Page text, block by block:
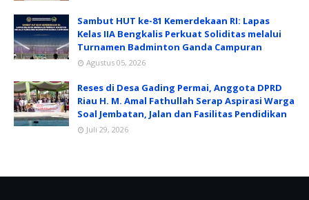
Sambut HUT ke-81 Kemerdekaan RI: Lapas
Kelas IIA Bengkalis Perkuat Soliditas melalui
Turnamen Badminton Ganda Campuran
Agustus 05, 2026
Reses di Desa Gading Permai, Anggota DPRD
Riau H. M. Amal Fathullah Serap Aspirasi Warga
Soal Jembatan, Jalan dan Fasilitas Pendidikan
Juli 29, 2026